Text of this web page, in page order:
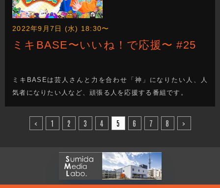
2022年9月7日 (水) 18:30〜
ミキBASE〜いいね！で応援〜 #25
ミキBASEは芸人さんと力を合わせ「神」になりたい人、人
気者になりたい人など、頑張る人を応援する番組です。
< 1 2 3 4 5 6 7 8 >